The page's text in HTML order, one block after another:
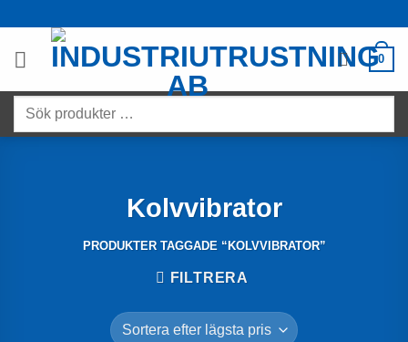
content
0
Sök
produkter
Kolvvibrator
PRODUKTER TAGGADE “KOLVVIBRATOR”
FILTRERA